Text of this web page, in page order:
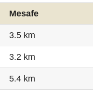
Mesafe
3.5 km
3.2 km
5.4 km